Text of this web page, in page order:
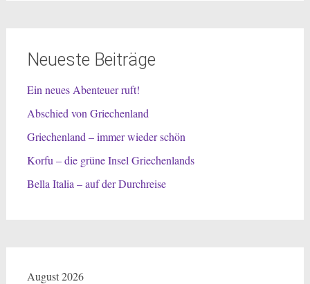
Neueste Beiträge
Ein neues Abenteuer ruft!
Abschied von Griechenland
Griechenland – immer wieder schön
Korfu – die grüne Insel Griechenlands
Bella Italia – auf der Durchreise
August 2026